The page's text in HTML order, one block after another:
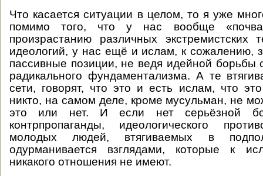
Что касается ситуации в целом, то я уже
помимо того, что у нас вообще
произрастанию различных экстремистских
идеологий, у нас ещё и ислам, к сожалению,
пассивные позиции, не ведя идейной борьбы
радикального фундаментализма. А те
сети, говорят, что это и есть ислам, что
никто, на самом деле, кроме мусульман, не
это или нет. И если нет серьёзной
контрпропаганды, идеологического
молодых людей, втягиваемых в
одурманивается взглядами, которые к
никакого отношения не имеют.